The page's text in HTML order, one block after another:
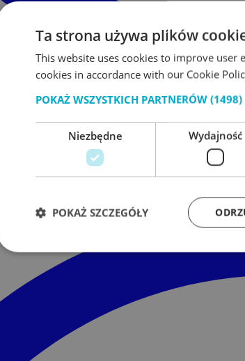
Ta strona używa plików
This website uses cookies to improve user
cookies in accordance with our Cookie
POKAŻ WSZYSTKICH PARTNERÓW
Niezbędne Wydajność
POKAŻ SZCZEGÓŁY